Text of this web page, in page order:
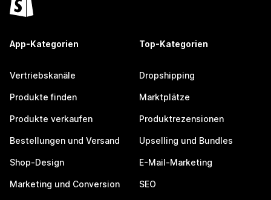
App-Kategorien
Vertriebskanäle
Produkte finden
Produkte verkaufen
Bestellungen und Versand
Shop-Design
Marketing und Conversion
Top-Kategorien
Dropshipping
Marktplätze
Produktrezensionen
Upselling und Bundles
E-Mail-Marketing
SEO